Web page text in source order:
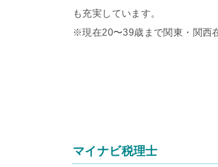
も充実しています。
※現在20〜39歳まで関東・関西
マイナビ税理士